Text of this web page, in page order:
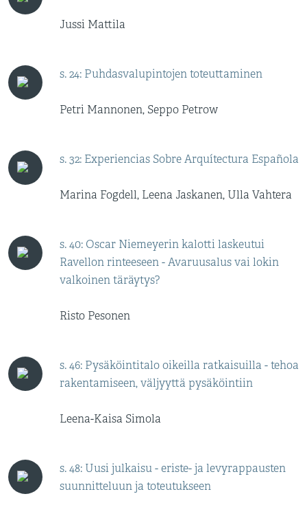
Jussi Mattila
s. 24: Puhdasvalupintojen toteuttaminen
Petri Mannonen, Seppo Petrow
s. 32: Experiencias Sobre Arquítectura Española
Marina Fogdell, Leena Jaskanen, Ulla Vahtera
s. 40: Oscar Niemeyerin kalotti laskeutui
Ravellon rinteeseen - Avaruusalus vai lokin
valkoinen täräytys?
Risto Pesonen
s. 46: Pysäköintitalo oikeilla ratkaisuilla - tehoa
rakentamiseen, väljyyttä pysäköintiin
Leena-Kaisa Simola
s. 48: Uusi julkaisu - eriste- ja levyrappausten
suunnitteluun ja toteutukseen